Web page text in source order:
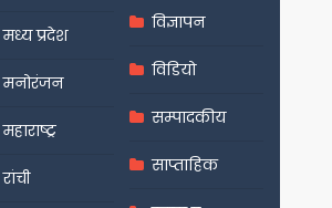
मध्य प्रदेश
मनोरंजन
महाराष्ट्र
रांची
विज्ञापन
विडियो
सम्पादकीय
साप्ताहिक